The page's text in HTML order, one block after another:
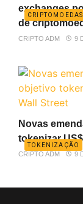
CRIPTOMOEDAS
exchanges
de
CRIPTO ADM 9
TOKENIZAÇÃO
Novas
tokenizar
CRIPTO ADM 9